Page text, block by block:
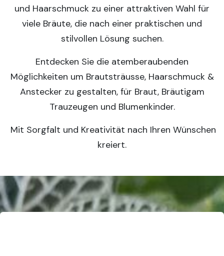
und Haarschmuck zu einer attraktiven Wahl für
viele Bräute, die nach einer praktischen und
stilvollen Lösung suchen.
Entdecken Sie die atemberaubenden
Möglichkeiten um Brautsträusse, Haarschmuck &
Anstecker zu gestalten, für Braut, Bräutigam
Trauzeugen und Blumenkinder.
Mit Sorgfalt und Kreativität nach Ihren Wünschen
kreiert.